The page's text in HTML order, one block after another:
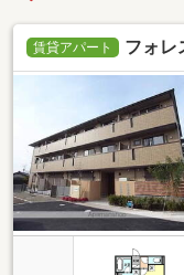
賃貸アパート フォレ